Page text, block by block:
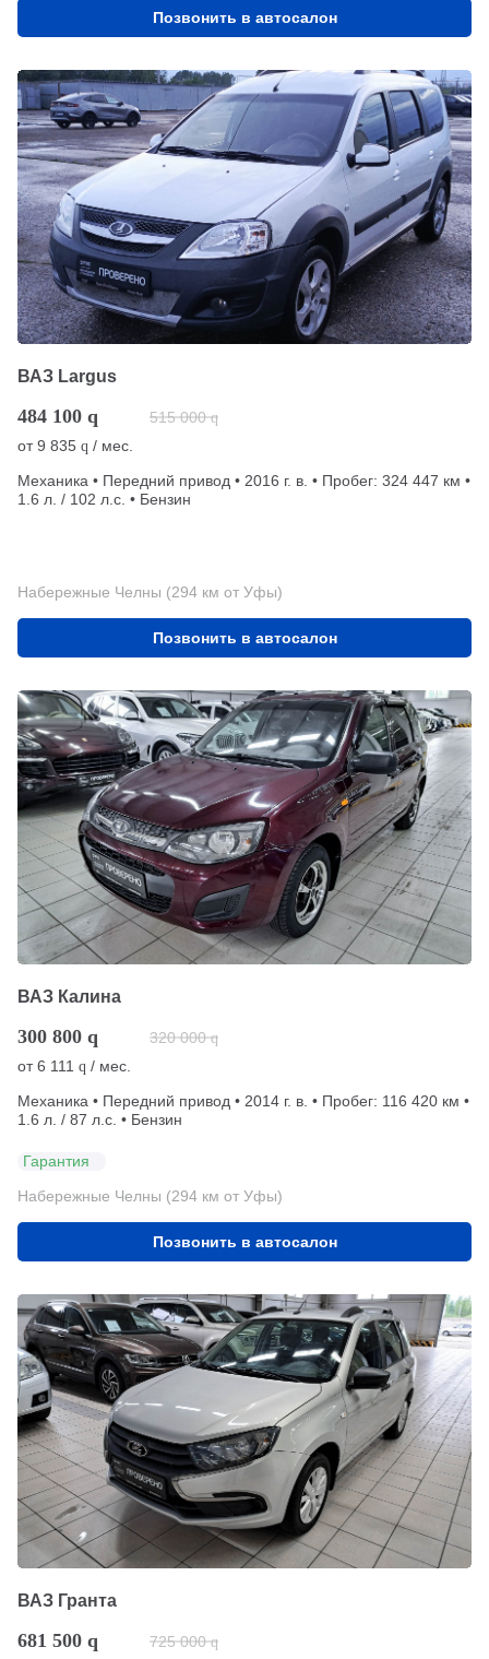
Позвонить в автосалон
ВАЗ Largus
484 100 q 515 000 q
от9 835 q / мес.
Механика • Передний привод • 2016 г. в. • Пробег: 324 447 км •
1.6 л. / 102 л.с. • Бензин
Набережные Челны (294 км от Уфы)
Позвонить в автосалон
ВАЗ Калина
300 800 q 320 000 q
от6 111 q / мес.
Механика • Передний привод • 2014 г. в. • Пробег: 116 420 км •
1.6 л. / 87 л.с. • Бензин
Гарантия
Набережные Челны (294 км от Уфы)
Позвонить в автосалон
ВАЗ Гранта
681 500 q 725 000 q